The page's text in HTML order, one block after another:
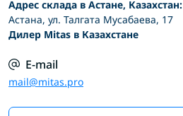
Адрес склада в Астане, Казахстан:
Астана, ул. Талгата Мусабаева, 17
Дилер Mitas в Казахстане
E-mail
mail@mitas.pro